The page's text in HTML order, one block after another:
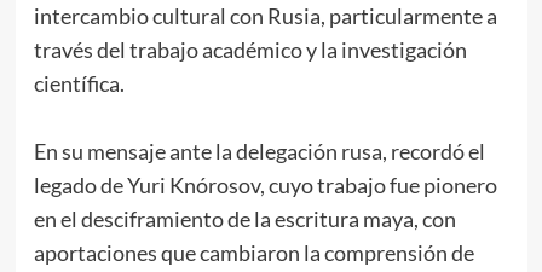
intercambio cultural con Rusia, particularmente a
través del trabajo académico y la investigación
científica.
En su mensaje ante la delegación rusa, recordó el
legado de Yuri Knórosov, cuyo trabajo fue pionero
en el desciframiento de la escritura maya, con
aportaciones que cambiaron la comprensión de